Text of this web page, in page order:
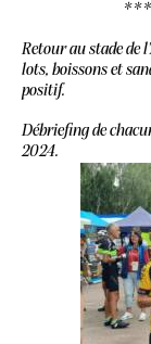
Retour au stade de
lots, boissons et
positif.
Débriefing de
2024.